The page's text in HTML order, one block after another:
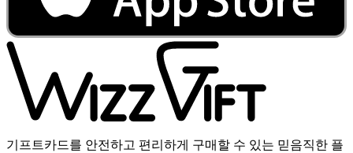
기프트카드를 안전하고 편리하게 구매할 수 있는 믿음직한 플